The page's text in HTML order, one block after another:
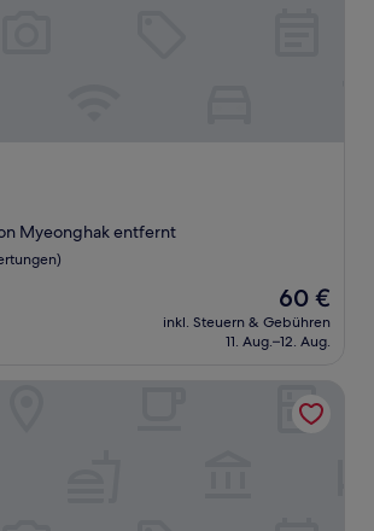
Myeonghak entfernt
Der
Preis
beträgt
60 €
inkl. Steuern & Gebühren
11. Aug.–12. Aug.